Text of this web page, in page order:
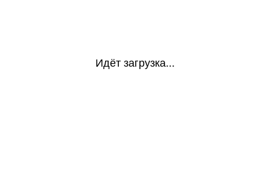
Идёт загрузка...